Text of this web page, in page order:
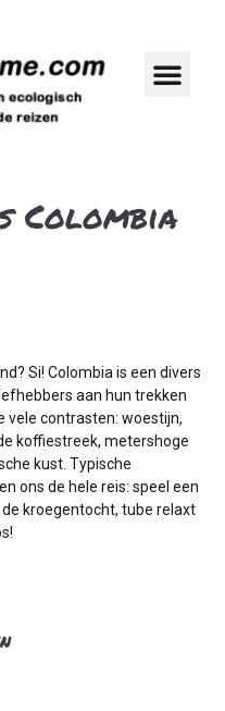
Colombia
Si! Colombia is een divers
aan hun trekken
vele contrasten: woestijn,
koffiestreek, metershoge
kust. Typische
ons de hele reis: speel een
kroegentocht, tube relaxt